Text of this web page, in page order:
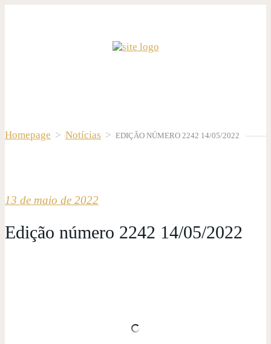
Homepage > Notícias > EDIÇÃO NÚMERO 2242 14/05/2022
13 de maio de 2022
Edição número 2242 14/05/2022